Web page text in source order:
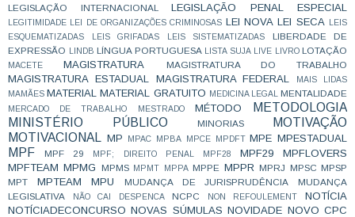
LEGISLAÇÃO INTERNACIONAL
LEGISLAÇÃO PENAL ESPECIAL
LEGITIMIDADE LEI DE ORGANIZAÇÕES CRIMINOSAS LEI NOVA LEI SECA
LEIS
ESQUEMATIZADAS
LEIS GRIFADAS LEIS SISTEMATIZADAS
LIBERDADE DE
EXPRESSÃO
LINDB LÍNGUA PORTUGUESA LISTA SUJA LIVE LIVRO LOTAÇÃO
MACETE MAGISTRATURA MAGISTRATURA DO TRABALHO
MAGISTRATURA ESTADUAL MAGISTRATURA FEDERAL
MAIS LIDAS
MAMÃES MATERIAL MATERIAL GRATUITO MEDICINA LEGAL MENTALIDADE
MERCADO DE TRABALHO MESTRADO MÉTODO
METODOLOGIA
MINISTÉRIO PÚBLICO
MINORIAS
MOTIVAÇÃO
MOTIVACIONAL
MP MPAC MPBA MPCE MPDFT MPE MPESTADUAL
MPF MPF 29 MPF; DIREITO PENAL MPF28 MPF29
MPFLOVERS
MPFTEAM MPMG MPMS MPMT MPPA MPPE MPPR MPRJ MPSC MPSP
MPT
MPTEAM MPU MUDANÇA DE JURISPRUDÊNCIA
MUDANÇA
LEGISLATIVA
NÃO CAI DESPENCA NCPC NON REFOULEMENT
NOTÍCIA
NOTÍCIADECONCURSO NOVAS SÚMULAS NOVIDADE NOVO CPC